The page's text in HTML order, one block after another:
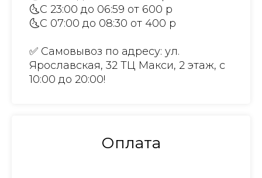
🌜С 23:00 до 06:59 от 600 р
🌜С 07:00 до 08:30 от 400 р
✅ Самовывоз по адресу: ул.
Ярославская, 32 ТЦ Макси, 2 этаж, с
10:00 до 20:00!
Оплата